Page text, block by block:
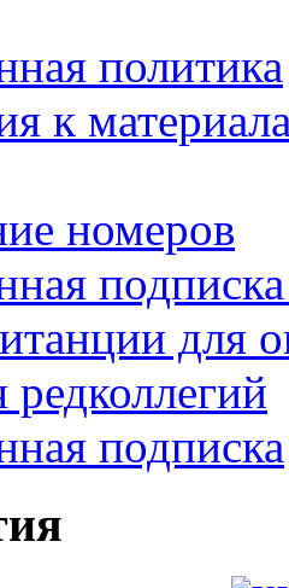
политика
к
номеров
для
редколлегий
подписка